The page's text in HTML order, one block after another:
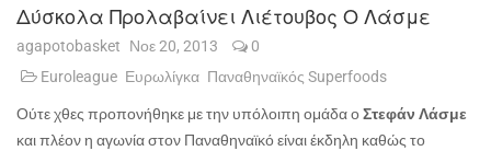
Δύσκολα Προλαβαίνει Λιέτουβος Ο Λάσμε
agapotobasket Νοε 20, 2013
0
Euroleague Ευρωλίγκα Παναθηναϊκός Superfoods
Ούτε χθες προπονήθηκε με την υπόλοιπη ομάδα οΣτεφάν Λάσμε
και πλέον η αγωνία στον Παναθηναϊκό είναι έκδηλη καθώς το